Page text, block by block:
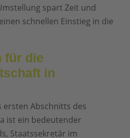
spart Zeit und
schnellen Einstieg in die
für die
in
Abschnitts des
ist ein bedeutender
Staatssekretär im